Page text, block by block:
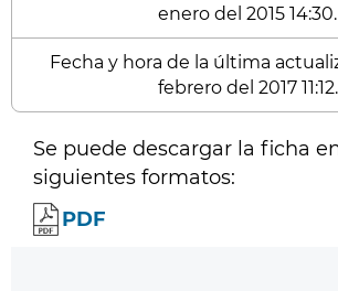
enero del 2015 14:30.
Fecha y hora de la última
febrero del 2017 11:12.
Se puede descargar la ficha
siguientes formatos:
PDF